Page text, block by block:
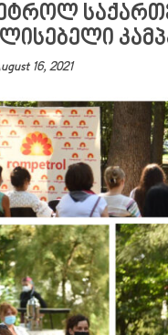
16, 2021